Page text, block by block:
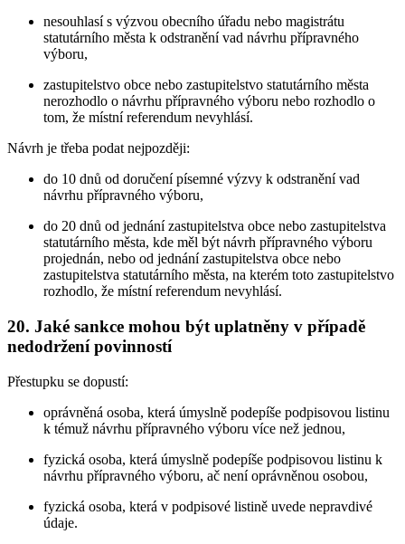
nesouhlasí s výzvou obecního úřadu nebo magistrátu
statutárního města k odstranění vad návrhu přípravného
výboru,
zastupitelstvo obce nebo zastupitelstvo statutárního města
nerozhodlo o návrhu přípravného výboru nebo rozhodlo o
tom, že místní referendum nevyhlásí.
Návrh je třeba podat nejpozději:
do 10 dnů od doručení písemné výzvy k odstranění vad
návrhu přípravného výboru,
do 20 dnů od jednání zastupitelstva obce nebo zastupitelstva
statutárního města, kde měl být návrh přípravného výboru
projednán, nebo od jednání zastupitelstva obce nebo
zastupitelstva statutárního města, na kterém toto zastupitelstvo
rozhodlo, že místní referendum nevyhlásí.
20. Jaké sankce mohou být uplatněny v případě
nedodržení povinností
Přestupku se dopustí:
oprávněná osoba, která úmyslně podepíše podpisovou listinu
k témuž návrhu přípravného výboru více než jednou,
fyzická osoba, která úmyslně podepíše podpisovou listinu k
návrhu přípravného výboru, ač není oprávněnou osobou,
fyzická osoba, která v podpisové listině uvede nepravdivé
údaje.